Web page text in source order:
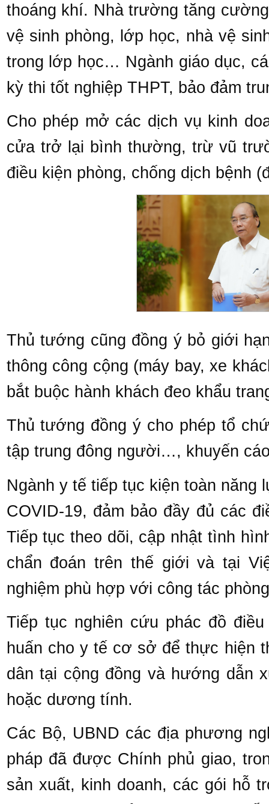
thoáng khí. Nhà trường tăng
vệ sinh phòng, lớp học, nhà vệ
trong lớp học… Ngành giáo dục,
kỳ thi tốt nghiệp THPT, bảo đảm
Cho phép mở các dịch vụ kinh
cửa trở lại bình thường, trừ vũ
điều kiện phòng, chống dịch bệnh
Thủ tướng cũng đồng ý bỏ giới
thông công cộng (máy bay, xe
bắt buộc hành khách đeo khẩu
Thủ tướng đồng ý cho phép tổ
tập trung đông người…, khuyến
Ngành y tế tiếp tục kiện toàn năng
COVID-19, đảm bảo đầy đủ các
Tiếp tục theo dõi, cập nhật tình
chẩn đoán trên thế giới và tại
nghiệm phù hợp với công tác
Tiếp tục nghiên cứu phác đồ
huấn cho y tế cơ sở để thực hiện
dân tại cộng đồng và hướng dẫn
hoặc dương tính.
Các Bộ, UBND các địa phương
pháp đã được Chính phủ giao,
sản xuất, kinh doanh, các gói hỗ